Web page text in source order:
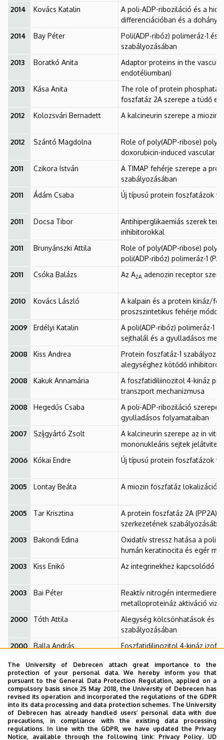
2014
Kovács Katalin
A poli-ADP-riboziláció és a
differenciációban és a
2014
Bay Péter
Poli(ADP-ribóz) polimeráz-1 és
szabályozásában
2013
Boratkó Anita
Adaptor proteins in the
endotéliumban)
2013
Kása Anita
The role of protein
foszfatáz 2A szerepe a tüdő
2012
Kolozsvári Bernadett A kalcineurin szerepe a miozin
2012 Szántó Magdolna
Role of poly(ADP-ribose)
doxorubicin-induced vascular
2011
Czikora István
A TIMAP fehérje szerepe a
szabályozásában
2011
Ádám Csaba Új típusú protein foszfatázok
2011 Docsa Tibor
Antihiperglikaemiás szerek
inhibitorokkal
2011
Brunyánszki Attila
Role of poly(ADP-ribose)
poli(ADP-ribóz) polimeráz-1
2011
Csóka Balázs Az A2A adenozin receptor
2010 Kovács László
A kalpain és a protein kináz/
proszszintetikus fehérje
2009
Erdélyi Katalin
A poli(ADP-ribóz) polimeráz-1
sejthalál és a gyulladásos
2008
Kiss Andrea
Protein foszfatáz-1
alegységhez kötődő
2008
Kakuk Annamária
A foszfatidiliinozitol 4-kináz
transzport mechanizmusa
2008
Hegedűs Csaba
A poli-ADP-riboziláció szerepe
gyulladásos folyamataiban
2007
Szíjgyártó Zsolt
A kalcineurin szerepe az in
mononukleáris sejtek jelátviteli
2006
Kókai Endre Új típusú protein foszfatázok
2005 Lontay Beáta A miozin foszfatáz
2005 Tar Krisztina
A protein foszfatáz 2A (PP2A)
szerkezetének
2003
Bakondi Edina
Oxidatív stressz hatása a
humán keratinocita és egér
2003
Kiss Enikő Az integrinekhez kapcsolódó
2003 Bai Péter
Reaktív nitrogén intermedierek
metalloproteináz aktiváció
2000
Tóth Attila
Alegység kölcsönhatások és
szabályozásában
2000
Balla András Foszfatidilinozitol 4-kináz
2000 Vissi Emese
Lucerna és gomba Ser/Thr
biológiai jellemzése
1999
Zeke Tamás Ser/Thr specifikus protein
1998 Murányi Andrea Protein foszfatáz 1 és 2A
The University of Debrecen attach great importance to the
protection of your personal data. We hereby inform you that
pursuant to the General Data Protection Regulation, applied on a
compulsory basis since 25 May 2018, the University of Debrecen has
revised its operation and incorporated the regulations of the GDPR
into its data processing and data protection schemes. The University
of Debrecen has already handled users’ personal data with due
precautions, in compliance with the existing data processing
regulations. In line with the GDPR, we have updated the Privacy
Notice, available through the following link: Privacy Policy. UD